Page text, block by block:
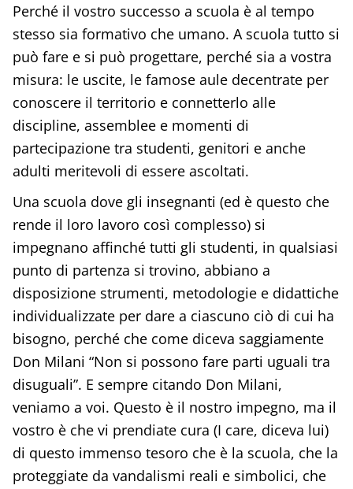
Perché il vostro successo a scuola è al tempo
stesso sia formativo che umano. A scuola tutto si
può fare e si può progettare, perché sia a vostra
misura: le uscite, le famose aule decentrate per
conoscere il territorio e connetterlo alle
discipline, assemblee e momenti di
partecipazione tra studenti, genitori e anche
adulti meritevoli di essere ascoltati.
Una scuola dove gli insegnanti (ed è questo che
rende il loro lavoro così complesso) si
impegnano affinché tutti gli studenti, in qualsiasi
punto di partenza si trovino, abbiano a
disposizione strumenti, metodologie e didattiche
individualizzate per dare a ciascuno ciò di cui ha
bisogno, perché che come diceva saggiamente
Don Milani “Non si possono fare parti uguali tra
disuguali”. E sempre citando Don Milani,
veniamo a voi. Questo è il nostro impegno, ma il
vostro è che vi prendiate cura (I care, diceva lui)
di questo immenso tesoro che è la scuola, che la
proteggiate da vandalismi reali e simbolici, che